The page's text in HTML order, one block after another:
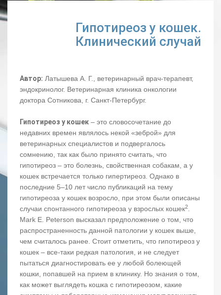
Гипотиреоз у кошек.
Клинический случай
Автор: Латышева А. Г., ветеринарный врач-терапевт,
эндокринолог. Ветеринарная клиника онкологии
доктора Сотникова, г. Санкт-Петербург.
Гипотиреоз у кошек – это словосочетание до
недавних времен являлось некой «зеброй» для
ветеринарных специалистов и подвергалось
сомнению, так как было принято считать, что
гипотиреоз – это болезнь, свойственная собакам, а у
кошек встречается только гипертиреоз. Однако в
последние 5–10 лет число публикаций на тему
гипотиреоза у кошек возросло, при этом были описаны
случаи спонтанного гипотиреоза у взрослых кошек2.
Mark E. Peterson высказал предположение о том, что
распространенность данной патологии у кошек выше,
чем считалось ранее. Стоит отметить, что гипотиреоз у
кошек – все-таки редкая патология, и не следует
пытаться диагностировать ее у любой болеющей
кошки, попавшей на прием в клинику. Но знания о том,
как может выглядеть кошка с гипотиреозом, какие